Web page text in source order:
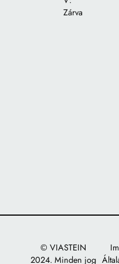
Zárva
© VIASTEIN
2024. Minden jog